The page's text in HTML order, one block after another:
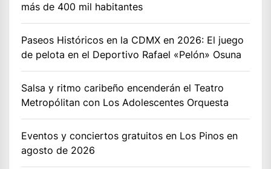
más de 400 mil habitantes
Paseos Históricos en la CDMX en 2026: El juego
de pelota en el Deportivo Rafael «Pelón» Osuna
Salsa y ritmo caribeño encenderán el Teatro
Metropólitan con Los Adolescentes Orquesta
Eventos y conciertos gratuitos en Los Pinos en
agosto de 2026